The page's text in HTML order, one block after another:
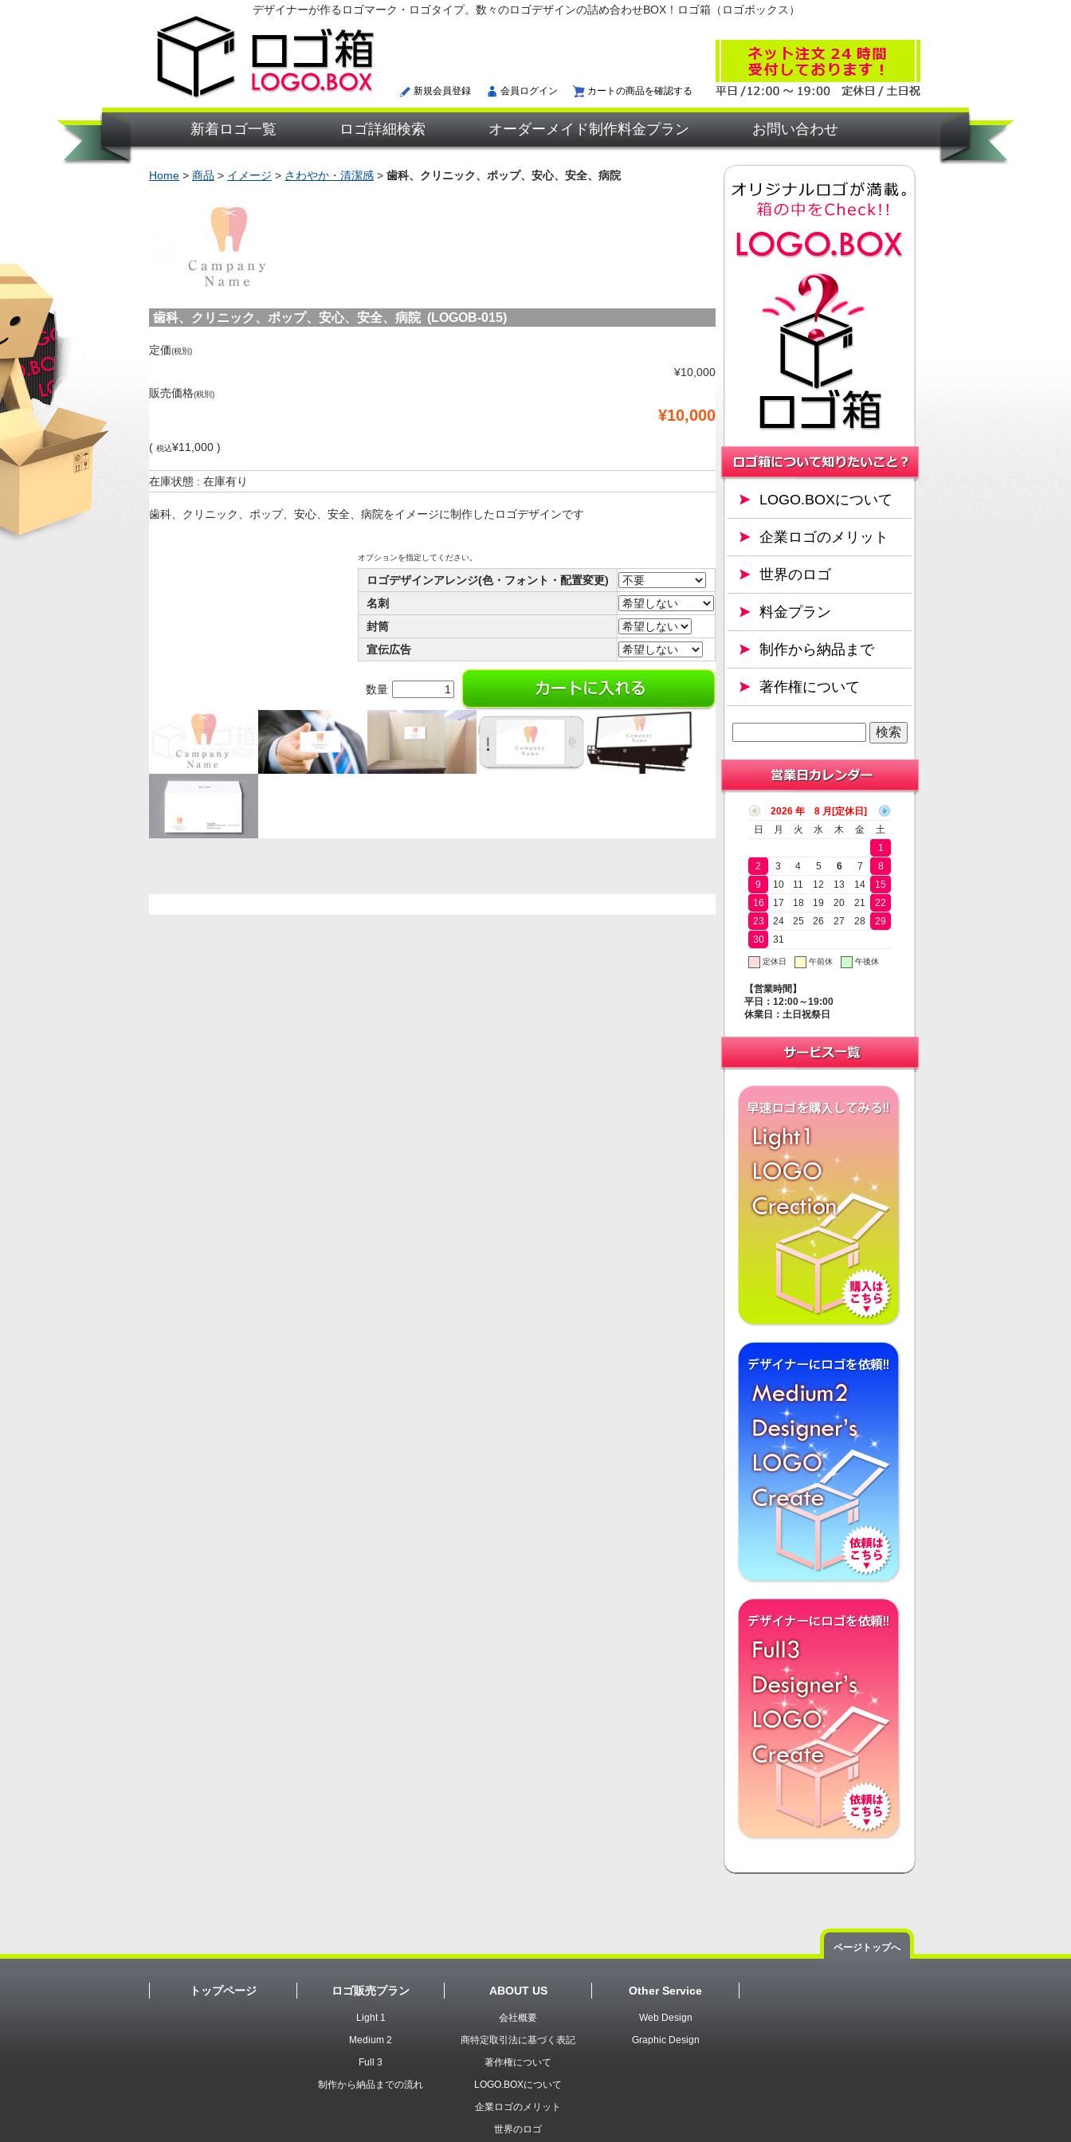
デザイナーが作るロゴマーク・ロゴタイプ。数々のロゴデザインの詰め合わせBOX！ロゴ箱（ロゴボックス）
新規会員登録 会員ログイン カートの商品を確認する
新着ロゴ一覧 ロゴ詳細検索 オーダーメイド制作料金プラン お問い合わせ
Home > 商品 > イメージ > さわやか・清潔感 > 歯科、クリニック、ポップ、安心、安全、病院
歯科、クリニック、ポップ、安心、安全、病院 (LOGOB-015)
定価(税別)
¥10,000
販売価格(税別)
¥10,000
( 税込¥11,000 )
在庫状態 : 在庫有り
歯科、クリニック、ポップ、安心、安全、病院をイメージに制作したロゴデザインです
オプションを指定してください。
ロゴデザインアレンジ(色・フォント・配置変更)
名刺
封筒
宣伝広告
数量
LOGO.BOXについて
企業ロゴのメリット
世界のロゴ
料金プラン
制作から納品まで
著作権について
2026 年 8 月
日
月 火 水 木 金
土
1
2
3 4 5 6 7
8
9
10 11 12 13 14
15
16
17 18 19 20 21
22
23
24 25 26 27 28
29
30
31
定休日 午前休 午後休
【営業時間】
平日：12:00～19:00
休業日：土日祝祭日
ページトップへ
トップページ ロゴ販売プラン
Light 1
Medium 2
Full 3
制作から納品までの流れ
ABOUT US
会社概要
商特定取引法に基づく表記
著作権について
LOGO.BOXについて
企業ロゴのメリット
世界のロゴ
Other Service
Web Design
Graphic Design